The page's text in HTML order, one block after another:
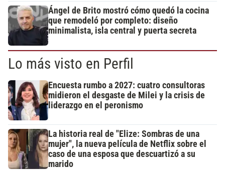
Ángel de Brito mostró cómo quedó la cocina
que remodeló por completo: diseño
minimalista, isla central y puerta secreta
Lo más visto en Perfil
Encuesta rumbo a 2027: cuatro consultoras
midieron el desgaste de Milei y la crisis de
liderazgo en el peronismo
La historia real de "Elize: Sombras de una
mujer", la nueva película de Netflix sobre el
caso de una esposa que descuartizó a su
marido